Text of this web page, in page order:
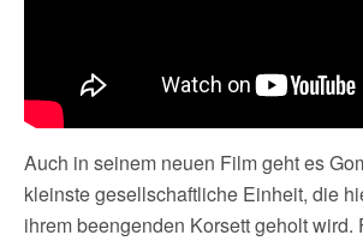
Auch in seinem neuen Film geht es
kleinste gesellschaftliche Einheit, die
ihrem beengenden Korsett geholt wird.